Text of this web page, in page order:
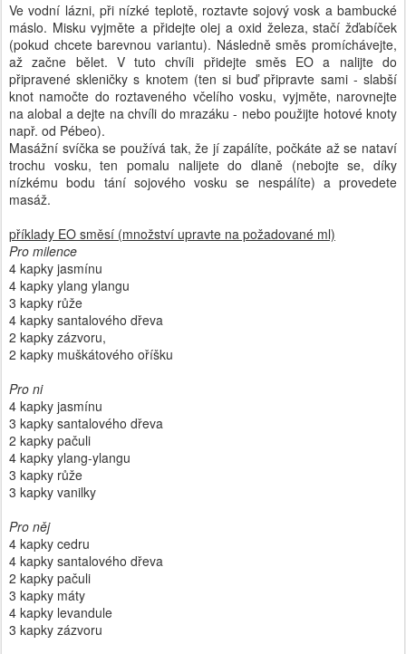
Ve vodní lázni, při nízké teplotě, roztavte sojový vosk a bambucké
máslo. Misku vyjměte a přidejte olej a oxid železa, stačí žďabíček
(pokud chcete barevnou variantu). Následně směs promíchávejte,
až začne bělet. V tuto chvíli přidejte směs EO a nalijte do
připravené skleničky s knotem (ten si buď připravte sami - slabší
knot namočte do roztaveného včelího vosku, vyjměte, narovnejte
na alobal a dejte na chvíli do mrazáku - nebo použijte hotové knoty
např. od Pébeo).
Masážní svíčka se používá tak, že jí zapálíte, počkáte až se nataví
trochu vosku, ten pomalu nalijete do dlaně (nebojte se, díky
nízkému bodu tání sojového vosku se nespálíte) a provedete
masáž.
příklady EO směsí (množství upravte na požadované ml)
Pro milence
4 kapky jasmínu
4 kapky ylang ylangu
3 kapky růže
4 kapky santalového dřeva
2 kapky zázvoru,
2 kapky muškátového oříšku
Pro ni
4 kapky jasmínu
3 kapky santalového dřeva
2 kapky pačuli
4 kapky ylang-ylangu
3 kapky růže
3 kapky vanilky
Pro něj
4 kapky cedru
4 kapky santalového dřeva
2 kapky pačuli
3 kapky máty
4 kapky levandule
3 kapky zázvoru